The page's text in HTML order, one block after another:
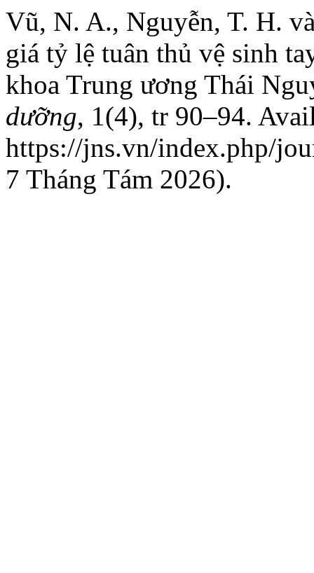
Vũ, N. A., Nguyễn, T. H.
giá tỷ lệ tuân thủ vệ sinh
khoa Trung ương Thái
dưỡng, 1(4), tr 90–94.
https://jns.vn/index.php/
7 Tháng Tám 2026).